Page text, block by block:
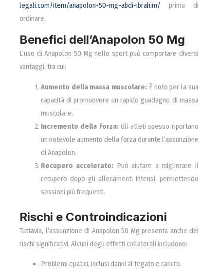
legali.com/item/anapolon-50-mg-abdi-ibrahim/ prima di
ordinare.
Benefici dell’Anapolon 50 Mg
L’uso di Anapolon 50 Mg nello sport può comportare diversi
vantaggi, tra cui:
Aumento della massa muscolare: È noto per la sua
capacità di promuovere un rapido guadagno di massa
muscolare.
Incremento della forza:Gli atleti spesso riportano
un notevole aumento della forza durante l’assunzione
di Anapolon.
Recupero accelerato: Può aiutare a migliorare il
recupero dopo gli allenamenti intensi, permettendo
sessioni più frequenti.
Rischi e Controindicazioni
Tuttavia, l’assunzione di Anapolon 50 Mg presenta anche dei
rischi significativi. Alcuni degli effetti collaterali includono:
Problemi epatici, inclusi danni al fegato e cancro.